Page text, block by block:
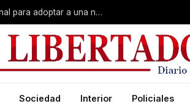
El sueño de crecer en familia: convocatoria nacional para adoptar a una niña de Corrientes
Sociedad Interior Policiales